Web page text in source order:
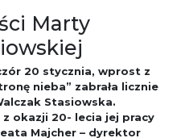
Marty
20 stycznia, wprost z
nieba” zabrała licznie
Stasiowska.
okazji 20- lecia jej pracy
Majcher – dyrektor